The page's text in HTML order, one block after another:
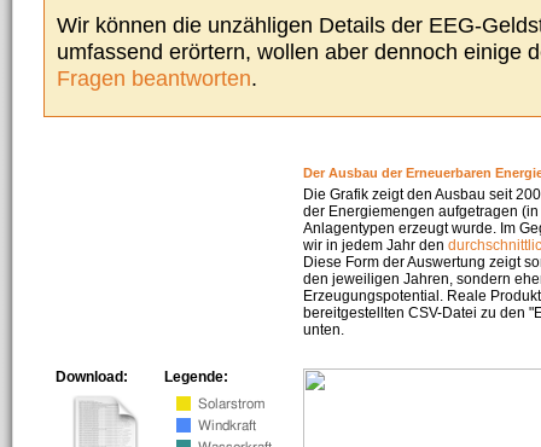
Wir können die unzähligen Details der EEG-
umfassend erörtern, wollen aber dennoch einige
Fragen beantworten.
Der Ausbau der Erneuerbaren
Die Grafik zeigt den Ausbau seit
der Energiemengen aufgetragen
Anlagentypen erzeugt wurde. Im
wir in jedem Jahr den
Diese Form der Auswertung zeigt
den jeweiligen Jahren, sondern
Erzeugungspotential. Reale
bereitgestellten CSV-Datei zu den
unten.
Legende:
Download: